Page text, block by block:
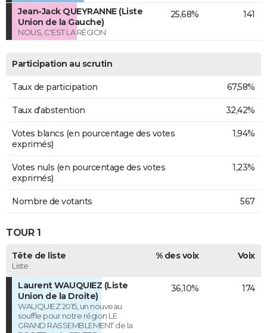
Jean-Jack QUEYRANNE (Liste
Union de la Gauche)
NOUS, C'EST LA RÉGION
25,68% 141
Participation au scrutin
Taux de participation 67,58%
Taux d'abstention 32,42%
Votes blancs (en pourcentage des votes
exprimés)
1,94%
Votes nuls (en pourcentage des votes
exprimés)
1,23%
Nombre de votants 567
TOUR 1
Tête de liste
Liste
% des voix Voix
Laurent WAUQUIEZ (Liste
Union de la Droite)
WAUQUIEZ 2015, un nouveau
souffle pour notre région LE
GRAND RASSEMBLEMENT de la
36,10% 174